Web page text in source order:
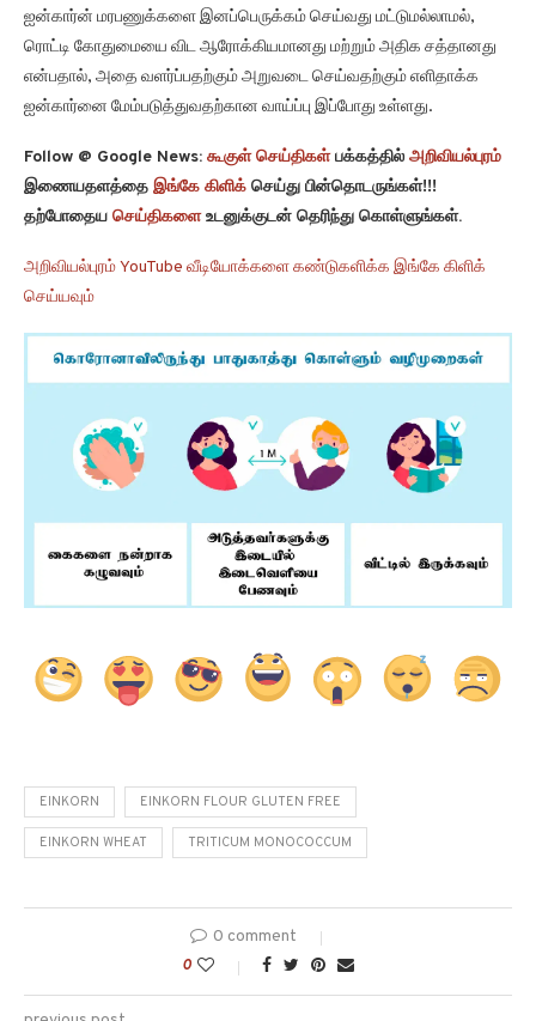
ஐன்கார்ன் மரபணுக்களை இனப்பெருக்கம் செய்வது மட்டுமல்லாமல்,
ரொட்டி கோதுமையை விட ஆரோக்கியமானது மற்றும் அதிக சத்தானது
என்பதால், அதை வளர்ப்பதற்கும் அறுவடை செய்வதற்கும் எளிதாக்க
ஐன்கார்னை மேம்படுத்துவதற்கான வாய்ப்பு இப்போது உள்ளது.
Follow @ Google News: கூகுள் செய்திகள்பக்கத்தில் அறிவியல்புரம்
இணையதளத்தை இங்கே கிளிக் செய்து பின்தொடருங்கள்!!!
தற்போதைய செய்திகளைஉடனுக்குடன் தெரிந்து கொள்ளுங்கள்.
அறிவியல்புரம் YouTube வீடியோக்களை கண்டுகளிக்க இங்கே கிளிக்
செய்யவும்
EINKORN EINKORN FLOUR GLUTEN FREE
EINKORN WHEAT TRITICUM MONOCOCCUM
0 comment
0